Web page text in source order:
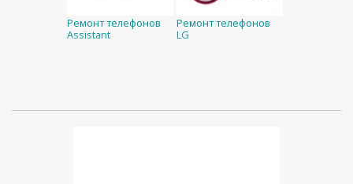
Ремонт телефонов
Assistant
Ремонт телефонов
LG